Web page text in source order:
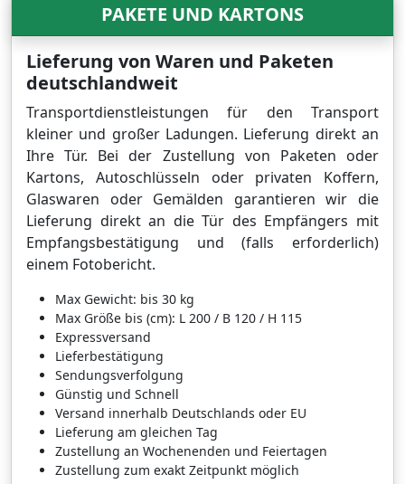
PAKETE UND KARTONS
Lieferung von Waren und Paketen
deutschlandweit
Transportdienstleistungen für den Transport
kleiner und großer Ladungen. Lieferung direkt an
Ihre Tür. Bei der Zustellung von Paketen oder
Kartons, Autoschlüsseln oder privaten Koffern,
Glaswaren oder Gemälden garantieren wir die
Lieferung direkt an die Tür des Empfängers mit
Empfangsbestätigung und (falls erforderlich)
einem Fotobericht.
Max Gewicht: bis 30 kg
Max Größe bis (cm): L 200 / B 120 / H 115
Expressversand
Lieferbestätigung
Sendungsverfolgung
Günstig und Schnell
Versand innerhalb Deutschlands oder EU
Lieferung am gleichen Tag
Zustellung an Wochenenden und Feiertagen
Zustellung zum exakt Zeitpunkt möglich